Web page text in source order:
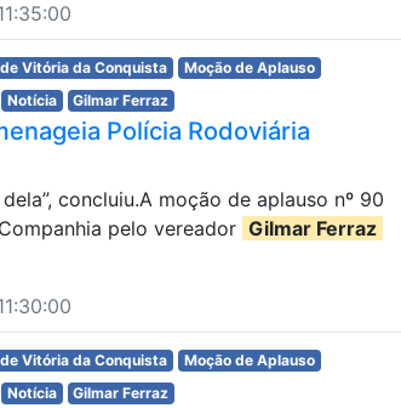
Vitória da Conquista
Moção de Aplauso
Notícia Gilmar Ferraz
Polícia Rodoviária
concluiu.A moção de aplauso nº 90
pelo vereador Gilmar Ferraz
Vitória da Conquista
Moção de Aplauso
Notícia Gilmar Ferraz